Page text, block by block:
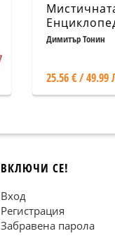
Димитър Тонин
25.56 € / 49.99
ВКЛЮЧИ СЕ!
Вход
Регистрация
Забравена парола